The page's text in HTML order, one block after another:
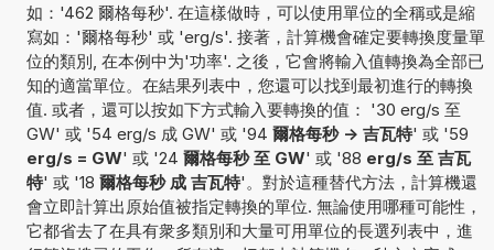
如：'462 爾格每秒'. 在這樣做時，可以使用單位的全稱或是縮
寫如：'爾格每秒' 或 'erg/s'. 接著，計算機會確定要轉換度量單
位的類別, 在本例中为'功率'. 之後，它會將輸入值轉換為全部已
知的適當單位。在結果列表中，您還可以找到最初進行的轉換
值. 或者，還可以按如下方式輸入要轉換的值： '30 erg/s 至
GW' 或 '54 erg/s 成 GW' 或 '94 爾格每秒 -> 吉瓦特' 或 '59
erg/s = GW' 或 '24 爾格每秒 至 GW' 或 '88 erg/s 至 吉瓦
特' 或 '18 爾格每秒 成 吉瓦特'。對於這種替代方法，計算機還
會立即計算出原始值被指定轉換的單位. 無論使用哪種可能性，
它都省去了在具有衆多類別和大量可用單位的長選列表中，進